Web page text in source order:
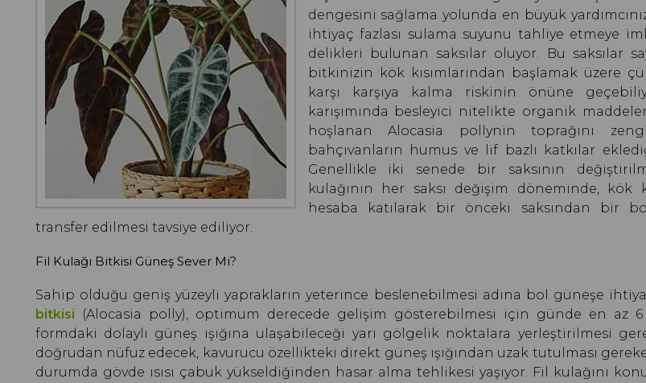
dengesini sağlama yolunda en büyük
ihtiyaç fazlası sulama suyunu tahliye etmeye
delikleri bulunan saksılar oluyor. Bu saksılar
bitkinizin kök kısımlarından başlamak üzere
karşı karşıya kalma riskinin önüne
karışımında besleyici nitelikte organik
hoşlanan Alocasia pollynin toprağını
bahçıvanların humus ve lif bazlı katkılar
Genellikle iki senede bir saksının
kulağının her saksı değişim döneminde, kök
hesaba katılarak bir önceki saksından bir
transfer edilmesi tavsiye ediliyor.
Fil Kulağı Bitkisi Güneş Sever Mi?
Sahip olduğu geniş yüzeyli yaprakların yeterince beslenebilmesi adına bol güneşe
bitkisi (Alocasia polly), optimum derecede gelişim gösterebilmesi için günde en az
formdaki dolaylı güneş ışığına ulaşabileceği yarı gölgelik noktalara yerleştirilmesi
doğrudan nüfuz edecek, kavurucu özellikteki direkt güneş ışığından uzak tutulması
durumda gövde ısısı çabuk yükseldiğinden hasar alma tehlikesi yaşıyor. Fil kulağını